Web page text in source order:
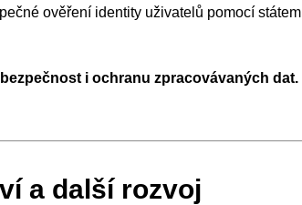
ověření identity uživatelů pomocí státem
i ochranu zpracovávaných dat.
a další rozvoj